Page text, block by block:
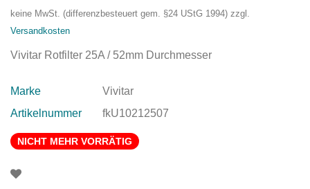
keine MwSt. (differenzbesteuert gem. §24 UStG 1994) zzgl.
Versandkosten
Vivitar Rotfilter 25A / 52mm Durchmesser
Marke
Vivitar
Artikelnummer
fkU10212507
NICHT MEHR VORRÄTIG